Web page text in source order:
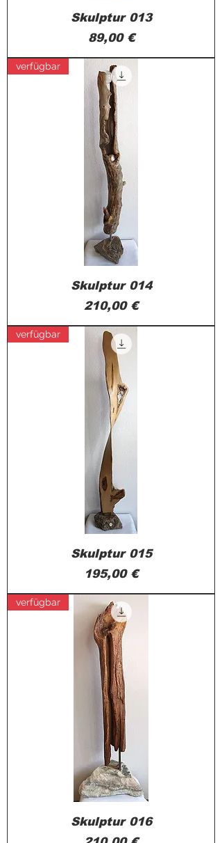
Skulptur 013
Preis
89,00 €
verfügbar
Skulptur 014
Preis
210,00 €
verfügbar
Skulptur 015
Preis
195,00 €
verfügbar
Skulptur 016